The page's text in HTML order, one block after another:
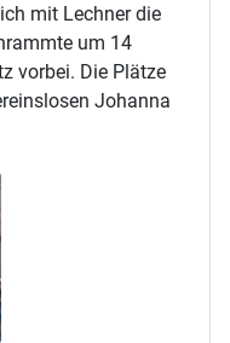
mit Lechner die
um 14
vorbei. Die Plätze
Johanna